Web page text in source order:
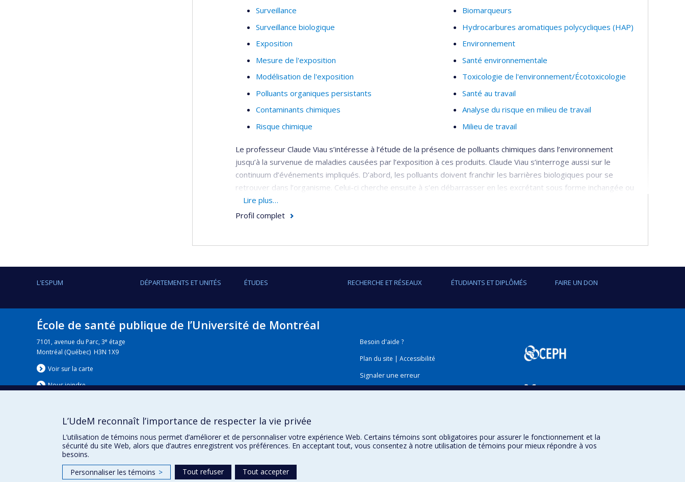
Surveillance
Surveillance biologique
Exposition
Mesure de l'exposition
Modélisation de l'exposition
Polluants organiques persistants
Contaminants chimiques
Risque chimique
Biomarqueurs
Hydrocarbures aromatiques polycycliques (HAP)
Environnement
Santé environnementale
Toxicologie de l'environnement/Écotoxicologie
Santé au travail
Analyse du risque en milieu de travail
Milieu de travail
Le professeur Claude Viau s’intéresse à l’étude de la présence de polluants chimiques dans l’environnement
jusqu’à la survenue de maladies causées par l’exposition à ces produits. Claude Viau s’interroge aussi sur le
continuum d’événements impliqués. D’abord, les polluants doivent franchir les barrières biologiques pour se
retrouver dans l’organisme. Celui-ci cherche ensuite à s’en débarrasser en les excrétant sous forme inchangée ou
sous forme de métabolites. La mesure de ces polluants ou de leurs métabolites dans des milieux biologiques
constitue la surveillance biologique de l’exposition et les substances mesurées s’appellent biomarqueurs. Par
Les recherches de Claude Viau portent donc sur le développement de biomarqueurs et sur l’étude de leur lien
avec les événements biologiques précoces causés par ces polluants. Ces outils peuvent ensuite servir à la
l’environnement. Ils développent plus particulièrement des biomarqueurs de l’exposition aux hydrocarbures
aromatiques polycycliques dont certains sont des cancérogènes reconnus.
Lire plus…
Profil complet
L'ESPUM DÉPARTEMENTS ET UNITÉS ÉTUDES RECHERCHE ET RÉSEAUX ÉTUDIANTS ET DIPLÔMÉS FAIRE UN DON
École de santé publique de l’Université de Montréal
7101, avenue du Parc, 3e étage
Montréal (Québec) H3N 1X9
Voir sur la carte
Nous joindre
Nouvelles |Événement
Besoin d'aide ?
Plan du site |Accessibilité
Signaler une erreur
L’UdeM reconnaît l’importance de respecter la vie privée
L’utilisation de témoins nous permet d’améliorer et de personnaliser votre expérience Web. Certains témoins sont obligatoires pour assurer le fonctionnement et la
sécurité du site Web, alors que d’autres enregistrent vos préférences. En acceptant tout, vous consentez à notre utilisation de témoins pour mieux répondre à vos
besoins.
Personnaliser les témoins > Tout refuser Tout accepter